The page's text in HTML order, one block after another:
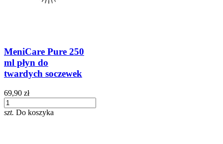
MeniCare Pure 250
ml płyn do
twardych soczewek
69,90 zł
szt. Do koszyka